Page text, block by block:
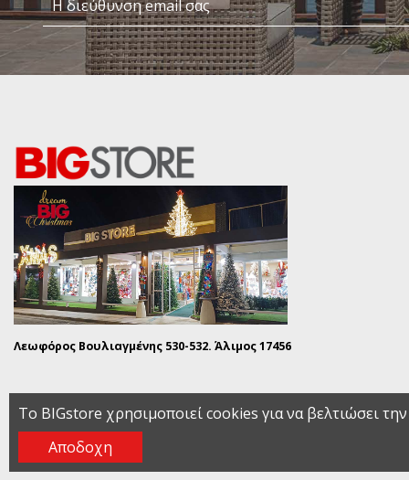
Λεωφόρος Βουλιαγμένης 530-532. Άλιμος 17456
Το BIGstore χρησιμοποιεί cookies για να βελτιώσει
Αποδοχη